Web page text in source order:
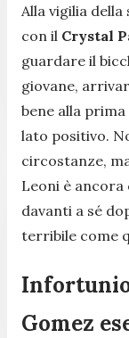
Alla vigilia della
con il Crystal
guardare il
giovane,
bene alla
lato positivo.
circostanze,
Leoni è ancora
davanti a sé
terribile come
Infortunio
Gomez